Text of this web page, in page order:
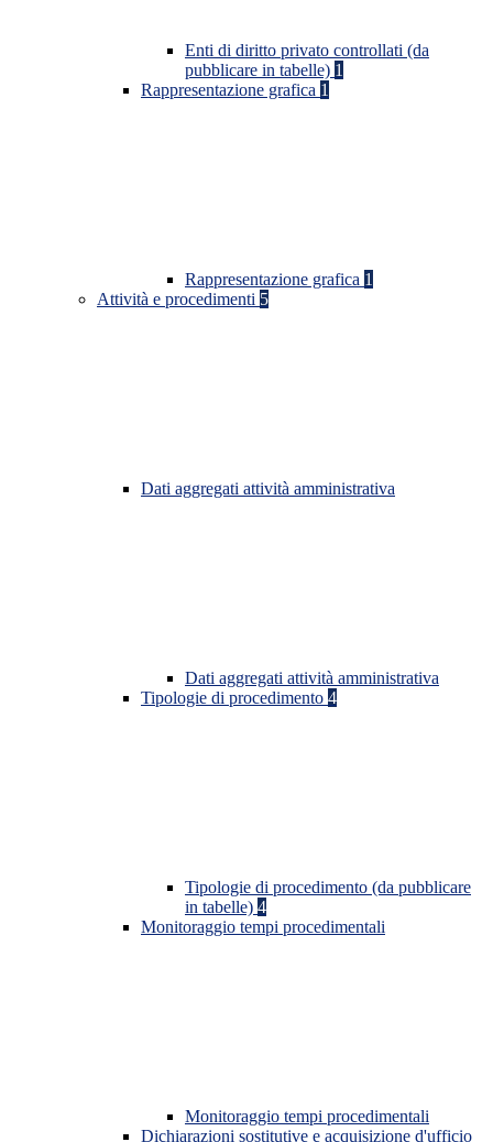
Enti di diritto privato controllati (da
pubblicare in tabelle) 1
Rappresentazione grafica 1
Rappresentazione grafica 1
Attività e procedimenti 5
Dati aggregati attività amministrativa
Dati aggregati attività amministrativa
Tipologie di procedimento 4
Tipologie di procedimento (da pubblicare
in tabelle) 4
Monitoraggio tempi procedimentali
Monitoraggio tempi procedimentali
Dichiarazioni sostitutive e acquisizione d'ufficio